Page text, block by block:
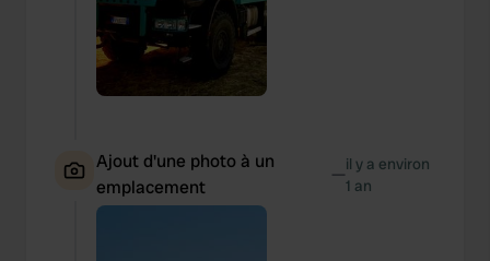
Ajout d'une photo à un
emplacement
—il y a environ
1 an